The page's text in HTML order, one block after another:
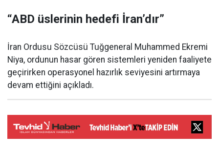
“ABD üslerinin hedefi İran’dır”
İran Ordusu Sözcüsü Tuğgeneral Muhammed Ekremi
Niya, ordunun hasar gören sistemleri yeniden faaliyete
geçirirken operasyonel hazırlık seviyesini artırmaya
devam ettiğini açıkladı.